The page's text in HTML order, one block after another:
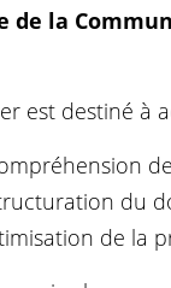
de la
est destiné à
du
de la